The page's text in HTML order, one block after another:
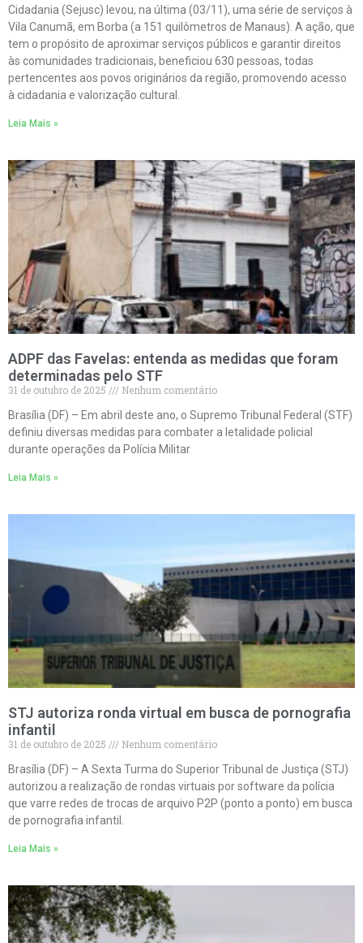
Cidadania (Sejusc) levou, na última (03/11), uma série de serviços à
Vila Canumã, em Borba (a 151 quilômetros de Manaus). A ação, que
tem o propósito de aproximar serviços públicos e garantir direitos
às comunidades tradicionais, beneficiou 630 pessoas, todas
pertencentes aos povos originários da região, promovendo acesso
à cidadania e valorização cultural.
Leia Mais »
ADPF das Favelas: entenda as medidas que foram
determinadas pelo STF
31 de outubro de 2025
Nenhum comentário
Brasília (DF) – Em abril deste ano, o Supremo Tribunal Federal (STF)
definiu diversas medidas para combater a letalidade policial
durante operações da Polícia Militar
Leia Mais »
STJ autoriza ronda virtual em busca de pornografia
infantil
31 de outubro de 2025
Nenhum comentário
Brasília (DF) – A Sexta Turma do Superior Tribunal de Justiça (STJ)
autorizou a realização de rondas virtuais por software da polícia
que varre redes de trocas de arquivo P2P (ponto a ponto) em busca
de pornografia infantil.
Leia Mais »